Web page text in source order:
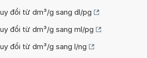
đổi từ dm³/g sang dl/pg
đổi từ dm³/g sang ml/pg
đổi từ dm³/g sang l/ng